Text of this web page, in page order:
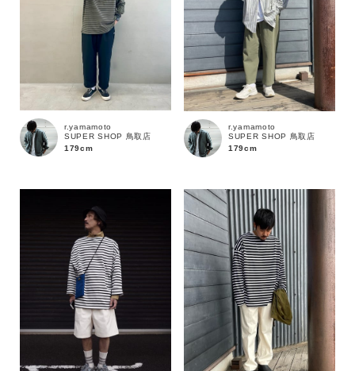
r.yamamoto
SUPER SHOP 鳥取店
179cm
r.yamamoto
SUPER SHOP 鳥取店
179cm